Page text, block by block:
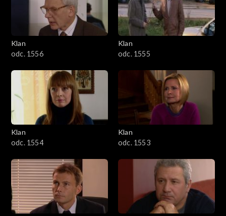
Klan
odc. 1556
Klan
odc. 1555
Klan
odc. 1554
Klan
odc. 1553